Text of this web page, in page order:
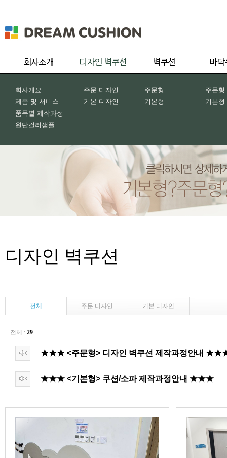
회사개요
제품 및 서비스
품목별 제작과정
원단컬러샘플
주문 디자인
기본 디자인
주문형
기본형
주문형
기본형
디자인 벽쿠션
전체 주문 디자인 기본 디자인
전체 : 29
★★★ <주문형> 디자인 벽쿠션 제작과정안내
★★★ <기본형> 쿠션/소파 제작과정안내 ★★★